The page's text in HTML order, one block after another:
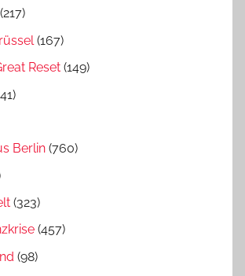
(217)
(167)
Reset (149)
Berlin (760)
(323)
(457)
(98)